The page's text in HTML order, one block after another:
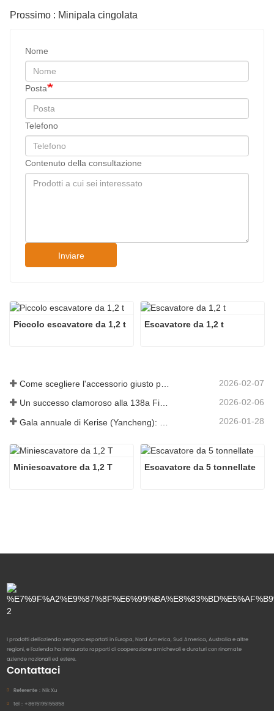
Prossimo : Minipala cingolata
Nome
Posta
Telefono
Contenuto della consultazione
Inviare
Piccolo escavatore da 1,2 t Escavatore da 1,2 t
2026-02-07
Un successo clamoroso alla 138a Fiera di Canton! 2026-02-06
2026-01-28
Miniescavatore da 1,2 T Escavatore da 5 tonnellate
I prodotti dell'azienda vengono esportati in Europa, Nord America, Sud America, Australia e altre
regioni, e l'azienda ha instaurato rapporti di cooperazione amichevoli e duraturi con rinomate
aziende nazionali ed estere.
Contattaci
Referente： Nik Xu
tel： +8615195155858